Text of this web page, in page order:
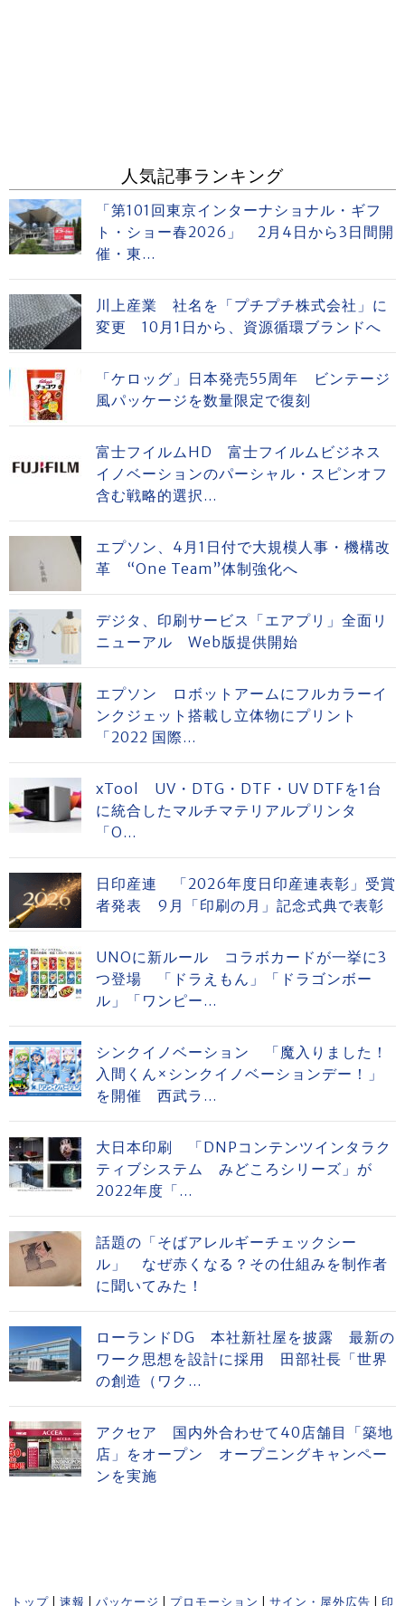
人気記事ランキング
「第101回東京インターナショナル・ギフ
ト・ショー春2026」 2月4日から3日間開
催・東...
川上産業 社名を「プチプチ株式会社」に
変更 10月1日から、資源循環ブランドへ
「ケロッグ」日本発売55周年 ビンテージ
風パッケージを数量限定で復刻
富士フイルムHD 富士フイルムビジネス
イノベーションのパーシャル・スピンオフ
含む戦略的選択...
エプソン、4月1日付で大規模人事・機構改
革 “One Team”体制強化へ
デジタ、印刷サービス「エアプリ」全面リ
ニューアル Web版提供開始
エプソン ロボットアームにフルカラーイ
ンクジェット搭載し立体物にプリント
「2022 国際...
xTool UV・DTG・DTF・UV DTFを1台
に統合したマルチマテリアルプリンタ
「O...
日印産連 「2026年度日印産連表彰」受賞
者発表 9月「印刷の月」記念式典で表彰
UNOに新ルール コラボカードが一挙に3
つ登場 「ドラえもん」「ドラゴンボー
ル」「ワンピー...
シンクイノベーション 「魔入りました！
入間くん×シンクイノベーションデー！」
を開催 西武ラ...
大日本印刷 「DNPコンテンツインタラク
ティブシステム みどころシリーズ」が
2022年度「...
話題の「そばアレルギーチェックシー
ル」 なぜ赤くなる？その仕組みを制作者
に聞いてみた！
ローランドDG 本社新社屋を披露 最新の
ワーク思想を設計に採用 田部社長「世界
の創造（ワク...
アクセア 国内外合わせて40店舗目「築地
店」をオープン オープニングキャンペー
ンを実施
トップ 速報 パッケージ プロモーション サイン・屋外広告 印